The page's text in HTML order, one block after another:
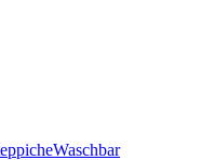
Waschbar